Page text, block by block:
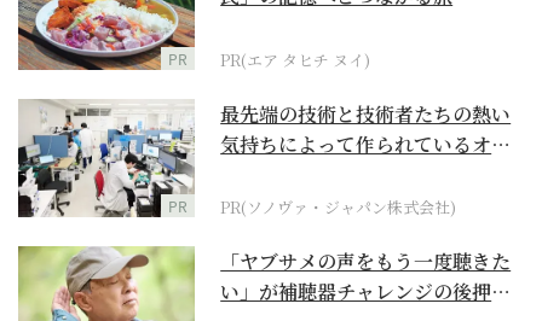
PR PR(エア タヒチ ヌイ)
PR
最先端の技術と技術者たちの熱い
気持ちによって作られているオー
PR(ソノヴァ・ジャパン株式会社)
「ヤブサメの声をもう一度聴きた
い」が補聴器チャレンジの後押し